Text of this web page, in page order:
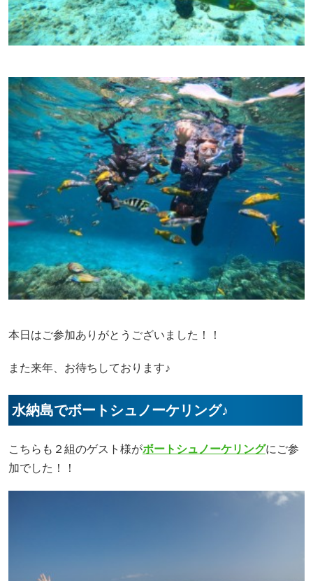
本日はご参加ありがとうございました！！
また来年、お待ちしております♪
水納島でボートシュノーケリング♪
こちらも２組のゲスト様がボートシュノーケリングにご参
加でした！！